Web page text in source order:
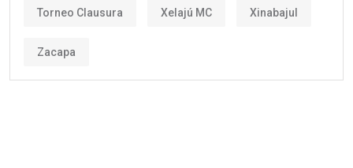
Torneo Clausura Xelajú MC Xinabajul
Zacapa